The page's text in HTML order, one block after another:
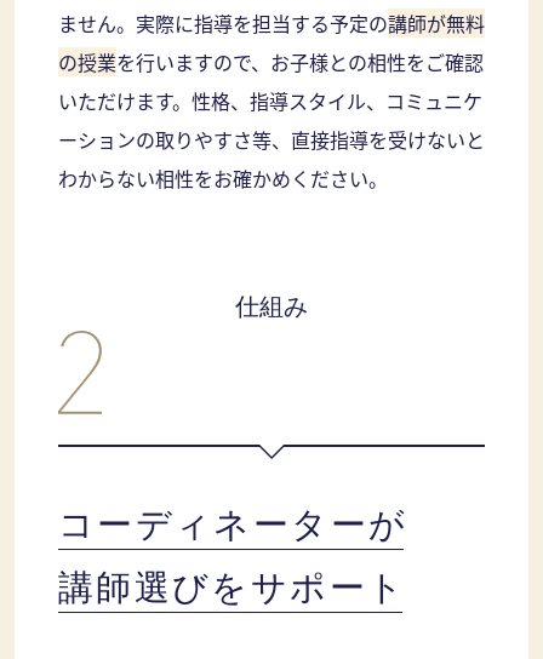
ません。実際に指導を担当する予定の講師が無料
の授業を行いますので、お子様との相性をご確認
いただけます。性格、指導スタイル、コミュニケ
ーションの取りやすさ等、直接指導を受けないと
わからない相性をお確かめください。
仕組み
コーディネーターが
講師選びをサポート